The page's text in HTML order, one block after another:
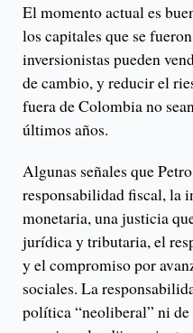
El momento actual es
los capitales que se
inversionistas pueden
de cambio, y reducir el
fuera de Colombia no
últimos años.
Algunas señales que
responsabilidad fiscal, la
monetaria, una justicia
jurídica y tributaria, el
y el compromiso por
sociales. La
política “neoliberal” ni